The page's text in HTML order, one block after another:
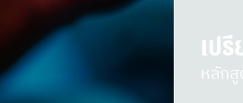
เป
หลัก